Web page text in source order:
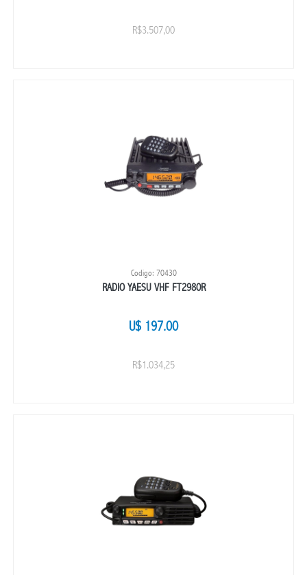
R$3.507,00
Codigo: 70430
RADIO YAESU VHF FT2980R
U$ 197.00
R$1.034,25